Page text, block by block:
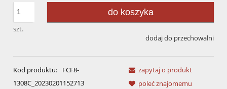
szt.
do koszyka
dodaj do przechowalni
Kod produktu:
FCF8-
1308C_20230201152713
zapytaj o produkt
poleć znajomemu